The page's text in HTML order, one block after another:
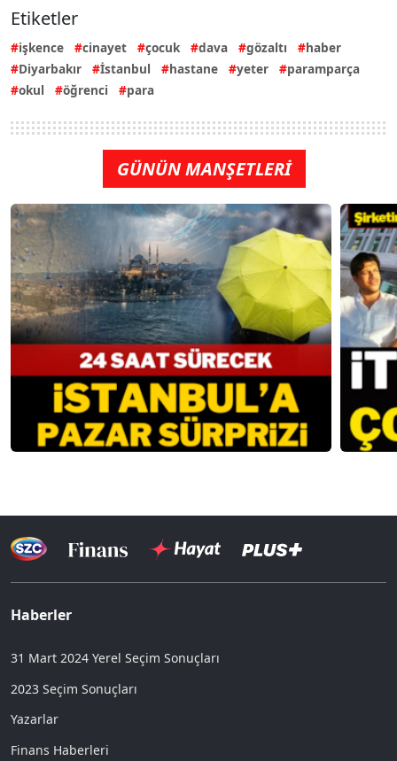
Etiketler
işkence cinayet çocuk dava gözaltı
haber
Diyarbakır
İstanbul hastane yeter
paramparça
okul
öğrenci para
GÜNÜN MANŞETLERİ
Haberler
31 Mart 2024 Yerel Seçim Sonuçları
2023 Seçim Sonuçları
Yazarlar
Finans Haberleri